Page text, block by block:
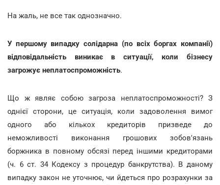
На жаль, не все так однозначно.
У першому випадку солідарна (по всіх боргах компанії)
відповідальність виникає в ситуації, коли бізнесу
загрожує неплатоспроможність.
Що ж являє собою загроза неплатоспроможності? З
однієї сторони, це ситуація, коли задоволення вимог
одного або кількох кредиторів призведе до
неможливості виконання грошових зобов'язань
боржника в повному обсязі перед іншими кредиторами
(ч. 6 ст. 34 Кодексу з процедур банкрутства). В даному
випадку закон не уточнює, чи йдеться про розрахунки за